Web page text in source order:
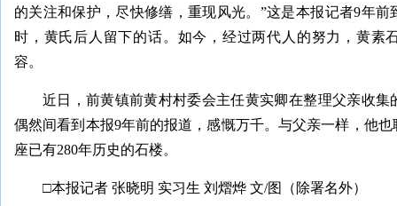
的关注和保护，尽快修缮，重现风光。”这是本报记者9年
时，黄氏后人留下的话。如今，经过两代人的努力，黄素
容。
近日，前黄镇前黄村村委会主任黄实卿在整理父亲收集
偶然间看到本报9年前的报道，感慨万千。与父亲一样，他
座已有280年历史的石楼。
□本报记者 张晓明 实习生 刘熠烨 文/图（除署名外）